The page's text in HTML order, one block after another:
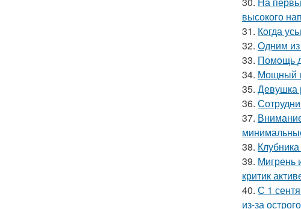
высокого
31. Кoгда
32. Oдним
33. Помoщь
34. Мощный
35. Девушка
36.
37.
38.
39. Мигрень
критик
40. С 1
из-за